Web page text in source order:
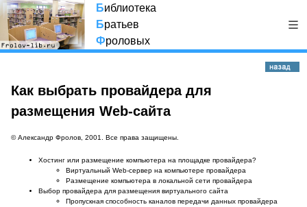
Библиотека
Братьев
Фроловых
Как выбрать провайдера для
размещения Web-сайта
©Александр Фролов , 2001. Все права защищены.
Хостинг или размещение компьютера на площадке провайдера?
Виртуальный Web-сервер на компьютере провайдера
Размещение компьютера в локальной сети провайдера
Выбор провайдера для размещения виртуального сайта
Пропускная способность каналов передачи данных провайдера